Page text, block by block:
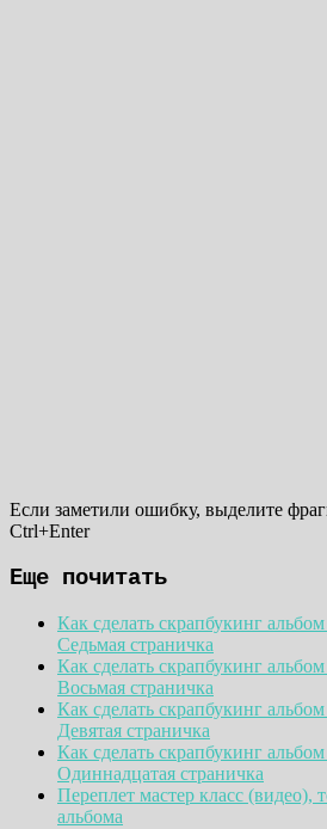
Если заметили ошибку, выделите
Ctrl+Enter
Еще почитать
Как сделать скрапбукинг
Седьмая страничка
Как сделать скрапбукинг
Восьмая страничка
Как сделать скрапбукинг
Девятая страничка
Как сделать скрапбукинг
Одиннадцатая страничка
Переплет мастер класс (видео),
альбома